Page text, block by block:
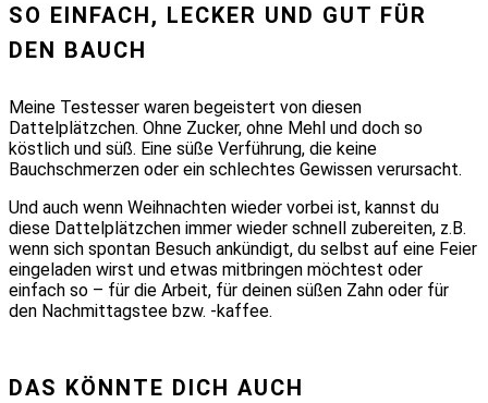
SO EINFACH, LECKER UND GUT FÜR
DEN BAUCH
Meine Testesser waren begeistert von diesen
Dattelplätzchen. Ohne Zucker, ohne Mehl und doch so
köstlich und süß. Eine süße Verführung, die keine
Bauchschmerzen oder ein schlechtes Gewissen verursacht.
Und auch wenn Weihnachten wieder vorbei ist, kannst du
diese Dattelplätzchen immer wieder schnell zubereiten, z.B.
wenn sich spontan Besuch ankündigt, du selbst auf eine Feier
eingeladen wirst und etwas mitbringen möchtest oder
einfach so – für die Arbeit, für deinen süßen Zahn oder für
den Nachmittagstee bzw. -kaffee.
DAS KÖNNTE DICH AUCH